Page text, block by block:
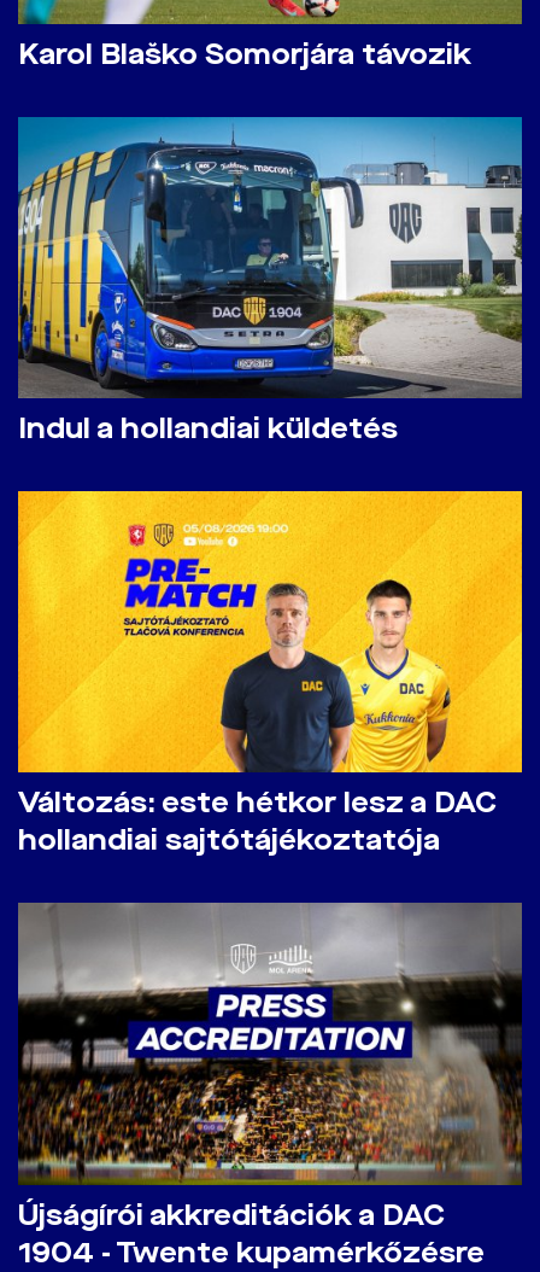
Karol Blaško Somorjára távozik
Indul a hollandiai küldetés
Változás: este hétkor lesz a DAC
hollandiai sajtótájékoztatója
Újságírói akkreditációk a DAC
1904 - Twente kupamérkőzésre